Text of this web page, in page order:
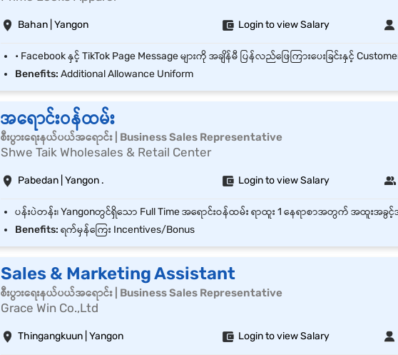
Bahan | Yangon Login to view Salary
Benefits: Additional Allowance Uniform
အရောင်းဝန်ထမ်း
စီးပွားရေးနယ်ပယ်အရောင်း | Business Sales Representative
Shwe Taik Wholesales & Retail Center
Pabedan | Yangon . Login to view Salary
Benefits: ရက်မှန်ကြေး Incentives/Bonus
Sales & Marketing Assistant
စီးပွားရေးနယ်ပယ်အရောင်း | Business Sales Representative
Grace Win Co.,Ltd
Thingangkuun | Yangon Login to view Salary